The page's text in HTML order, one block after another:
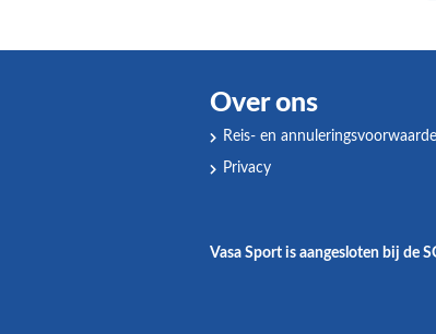
Over ons
Reis- en
Privacy
Vasa Sport is aangesloten bij de